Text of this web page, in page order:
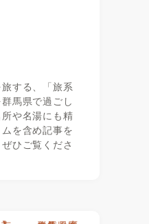
する、「旅系
馬県で過ごし
や名湯にも精
を含め記事を
ひご覧くださ